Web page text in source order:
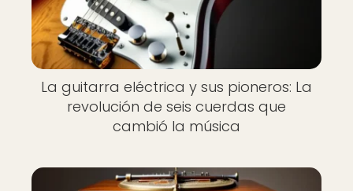
La guitarra eléctrica y sus pioneros: La
revolución de seis cuerdas que
cambió la música